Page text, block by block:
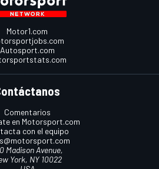
Motor1.com
Autosport.com
Comentarios
en Motorsport.com
con el equipo
Madison Avenue,
York, NY 10022